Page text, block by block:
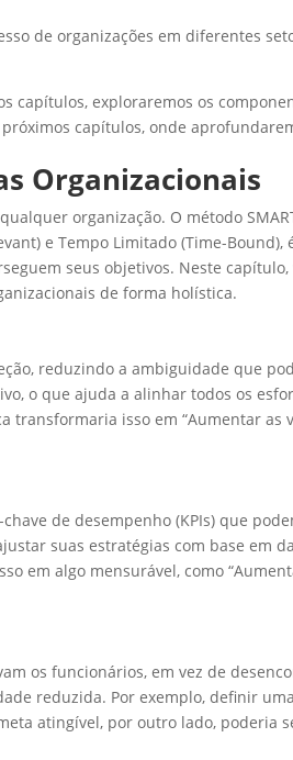
de organizações em diferentes
capítulos, exploraremos os
capítulos, onde
Organizacionais
organização. O método
e Tempo Limitado (Time-Bound),
seus objetivos. Neste capítulo,
de forma holística.
reduzindo a ambiguidade que
o que ajuda a alinhar todos os
transformaria isso em “Aumentar as
de desempenho (KPIs) que
suas estratégias com base em
em algo mensurável, como
os funcionários, em vez de
reduzida. Por exemplo, definir
atingível, por outro lado, poderia